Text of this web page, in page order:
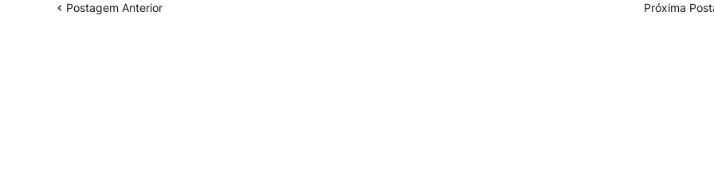
Postagem Anterior Próxima